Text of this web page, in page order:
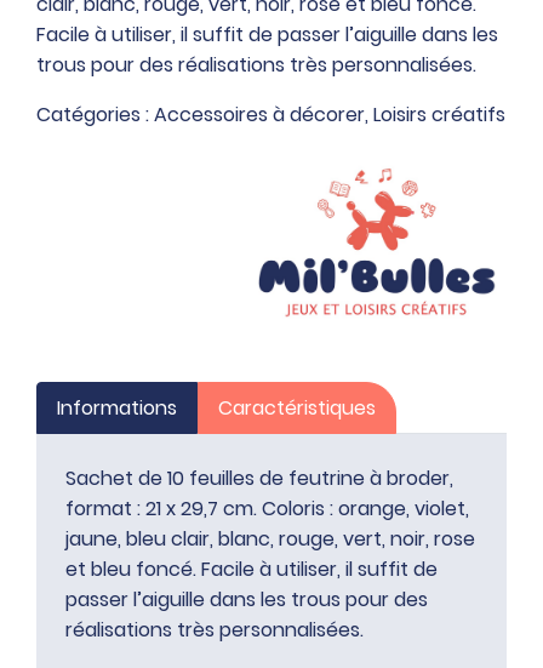
feuilles
de
feutrine
à
Facile à utiliser, il suffit de passer l’aiguille dans les
trous pour des réalisations très personnalisées.
Catégories :Accessoires à décorer, Loisirs créatifs
Informations Caractéristiques
Sachet de 10 feuilles de feutrine à broder,
format : 21 x 29,7 cm. Coloris : orange, violet,
jaune, bleu clair, blanc, rouge, vert, noir, rose
et bleu foncé. Facile à utiliser, il suffit de
passer l’aiguille dans les trous pour des
réalisations très personnalisées.